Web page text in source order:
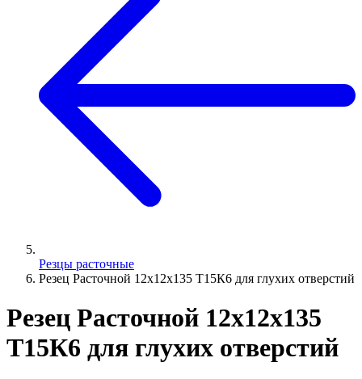
Резцы расточные
Резец Расточной 12х12х135 Т15К6 для глухих отверстий
Резец Расточной 12х12х135
Т15К6 для глухих отверстий